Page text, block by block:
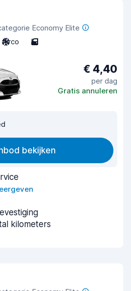
Economy Elite
Airco 5
€ 4,40
per dag
Gratis annuleren
bekijken
kilometers